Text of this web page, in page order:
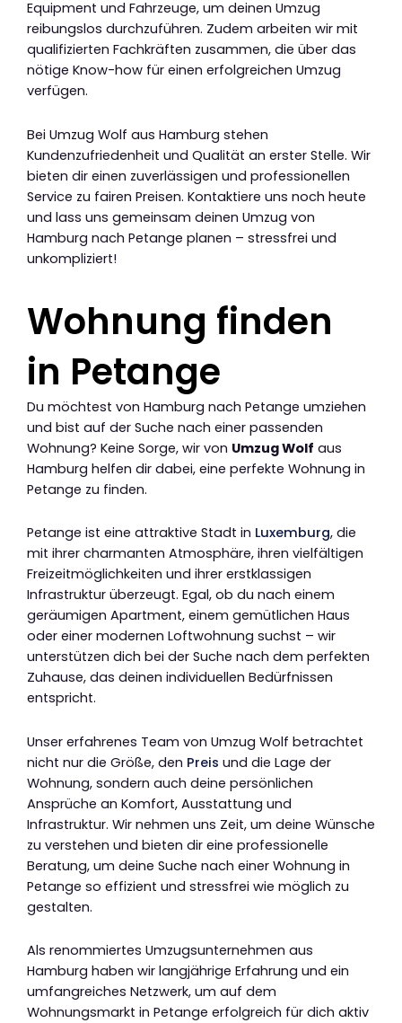
Equipment und Fahrzeuge, um deinen Umzug
reibungslos durchzuführen. Zudem arbeiten wir mit
qualifizierten Fachkräften zusammen, die über das
nötige Know-how für einen erfolgreichen Umzug
verfügen.
Bei Umzug Wolf aus Hamburg stehen
Kundenzufriedenheit und Qualität an erster Stelle. Wir
bieten dir einen zuverlässigen und professionellen
Service zu fairen Preisen. Kontaktiere uns noch heute
und lass uns gemeinsam deinen Umzug von
Hamburg nach Petange planen – stressfrei und
unkompliziert!
Wohnung finden
in Petange
Du möchtest von Hamburg nach Petange umziehen
und bist auf der Suche nach einer passenden
Wohnung? Keine Sorge, wir von Umzug Wolf aus
Hamburg helfen dir dabei, eine perfekte Wohnung in
Petange zu finden.
Petange ist eine attraktive Stadt in Luxemburg, die
mit ihrer charmanten Atmosphäre, ihren vielfältigen
Freizeitmöglichkeiten und ihrer erstklassigen
Infrastruktur überzeugt. Egal, ob du nach einem
geräumigen Apartment, einem gemütlichen Haus
oder einer modernen Loftwohnung suchst – wir
unterstützen dich bei der Suche nach dem perfekten
Zuhause, das deinen individuellen Bedürfnissen
entspricht.
Unser erfahrenes Team von Umzug Wolf betrachtet
nicht nur die Größe, den Preis und die Lage der
Wohnung, sondern auch deine persönlichen
Ansprüche an Komfort, Ausstattung und
Infrastruktur. Wir nehmen uns Zeit, um deine Wünsche
zu verstehen und bieten dir eine professionelle
Beratung, um deine Suche nach einer Wohnung in
Petange so effizient und stressfrei wie möglich zu
gestalten.
Als renommiertes Umzugsunternehmen aus
Hamburg haben wir langjährige Erfahrung und ein
umfangreiches Netzwerk, um auf dem
Wohnungsmarkt in Petange erfolgreich für dich aktiv